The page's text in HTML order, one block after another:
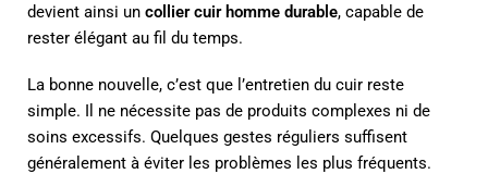
devient ainsi un collier cuir homme durable, capable de
rester élégant au fil du temps.
La bonne nouvelle, c’est que l’entretien du cuir reste
simple. Il ne nécessite pas de produits complexes ni de
soins excessifs. Quelques gestes réguliers suffisent
généralement à éviter les problèmes les plus fréquents.